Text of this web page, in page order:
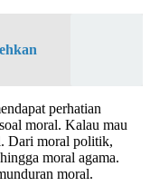
perhatian
moral. Kalau mau
Dari moral politik,
moral agama.
moral.